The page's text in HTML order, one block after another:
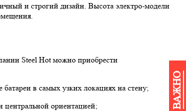
ВАЖНО
и строгий дизайн. Высота электро-модели
Steel Hot можно приобрести
в самых узких локациях на стену;
центральной ориентацией;